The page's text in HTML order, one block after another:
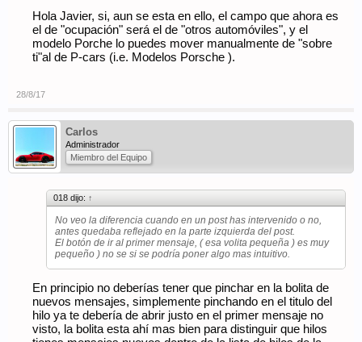
Hola Javier, si, aun se esta en ello, el campo que ahora es
el de "ocupación" será el de "otros automóviles", y el
modelo Porche lo puedes mover manualmente de "sobre
ti"al de P-cars (i.e. Modelos Porsche ).
28/8/17
Carlos
Administrador
Miembro del Equipo
018 dijo: ↑
No veo la diferencia cuando en un post has intervenido o no,
antes quedaba reflejado en la parte izquierda del post.
El botón de ir al primer mensaje, ( esa volita pequeña ) es muy
pequeño ) no se si se podría poner algo mas intuitivo.
En principio no deberías tener que pinchar en la bolita de
nuevos mensajes, simplemente pinchando en el titulo del
hilo ya te debería de abrir justo en el primer mensaje no
visto, la bolita esta ahí mas bien para distinguir que hilos